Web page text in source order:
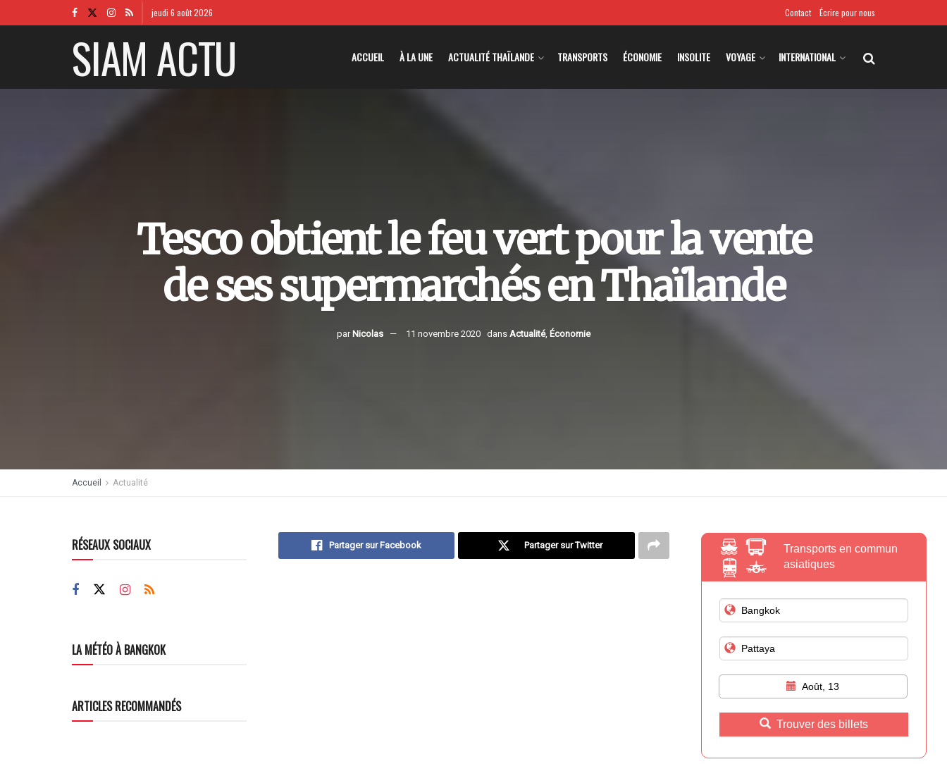
jeudi 6 août 2026 Contact Écrire pour nous
SIAM ACTU ACCUEIL À LA UNE ACTUALITÉ THAÏLANDE TRANSPORTS ÉCONOMIE INSOLITE VOYAGE INTERNATIONAL
Tesco obtient le feu vert pour la vente
de ses supermarchés en Thaïlande
par Nicolas 11 novembre 2020 dans Actualité, Économie
Accueil Actualité
Partager sur Facebook Partager sur Twitter
RÉSEAUX SOCIAUX
LA MÉTÉO À BANGKOK
ARTICLES RECOMMANDÉS
Transports en commun
asiatiques
Août, 13
Trouver des billets